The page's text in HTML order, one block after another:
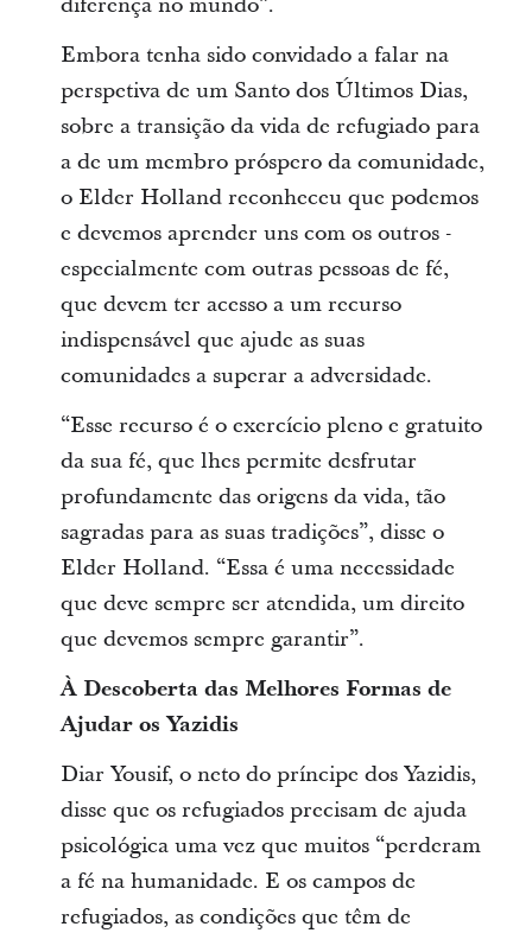
Embora tenha sido convidado a falar na
perspetiva de um Santo dos Últimos Dias,
sobre a transição da vida de refugiado para
a de um membro próspero da comunidade,
o Elder Holland reconheceu que podemos
e devemos aprender uns com os outros -
especialmente com outras pessoas de fé,
que devem ter acesso a um recurso
indispensável que ajude as suas
comunidades a superar a adversidade.
“Esse recurso é o exercício pleno e gratuito
da sua fé, que lhes permite desfrutar
profundamente das origens da vida, tão
sagradas para as suas tradições”, disse o
Elder Holland. “Essa é uma necessidade
que deve sempre ser atendida, um direito
que devemos sempre garantir”.
À Descoberta das Melhores Formas de
Ajudar os Yazidis
Diar Yousif, o neto do príncipe dos Yazidis,
disse que os refugiados precisam de ajuda
psicológica uma vez que muitos “perderam
a fé na humanidade. E os campos de
refugiados, as condições que têm de